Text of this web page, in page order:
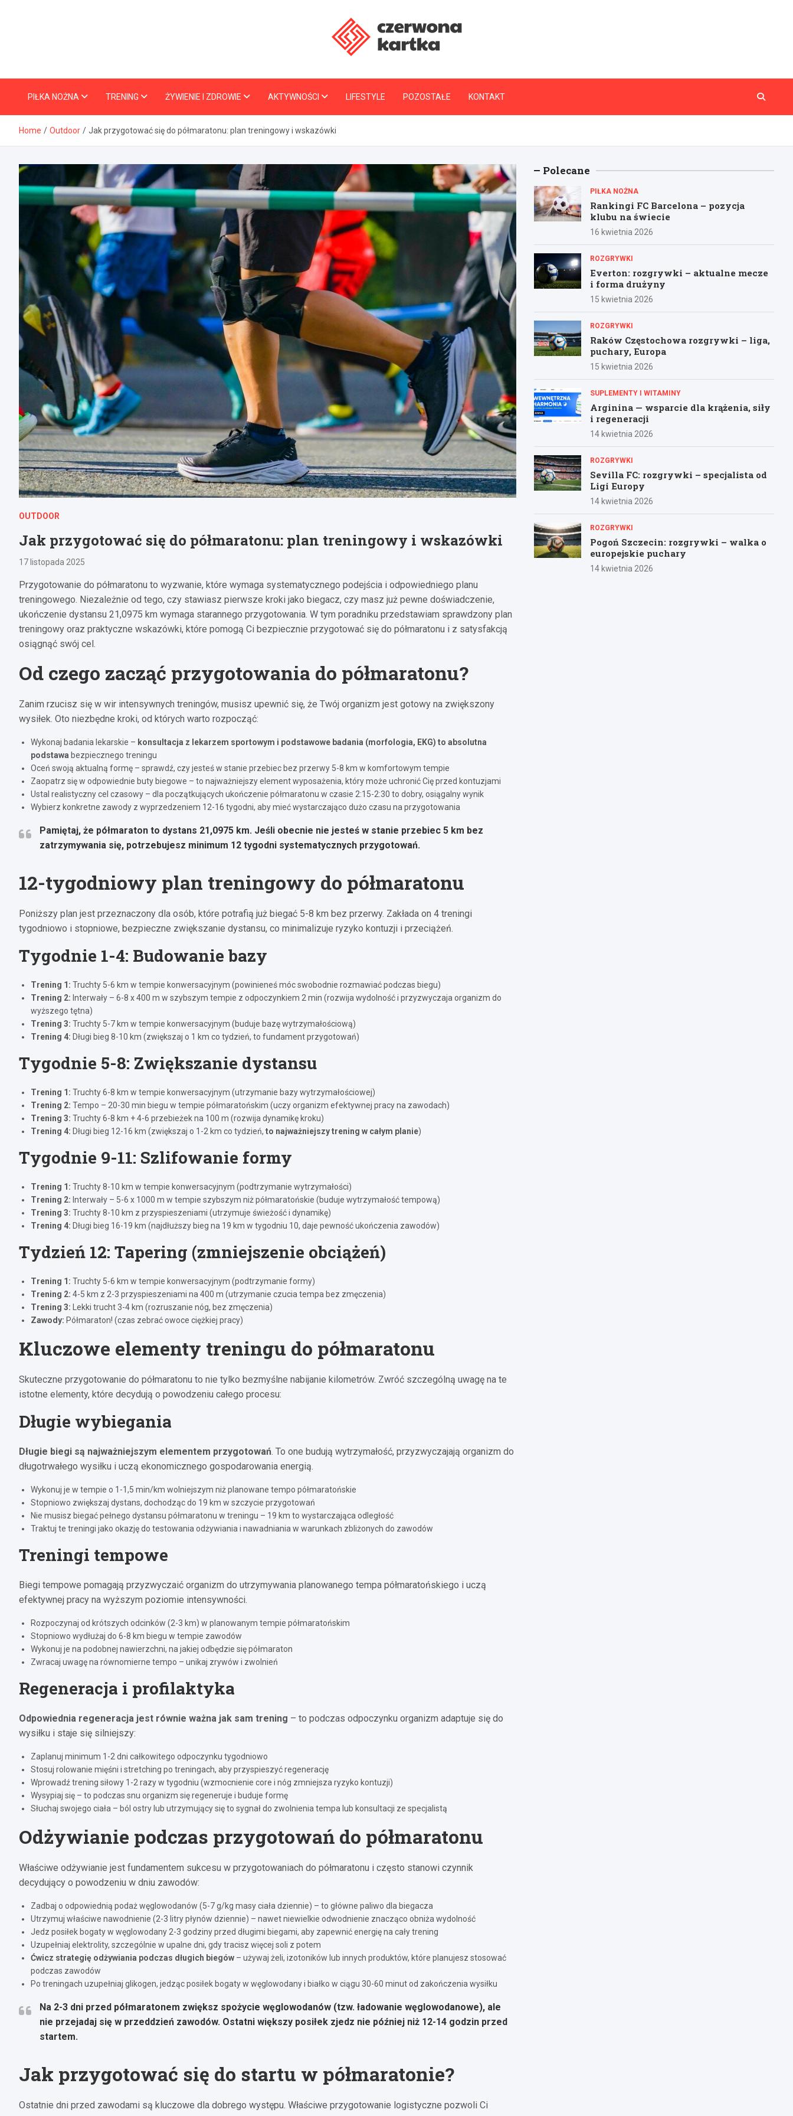
CzerwonaKartka.pl
PIŁKA NOŻNA TRENING ŻYWIENIE I ZDROWIE AKTYWNOŚCI LIFESTYLE POZOSTAŁE KONTAKT
Home Outdoor Jak przygotować się do półmaratonu: plan treningowy i wskazówki
OUTDOOR
Jak przygotować się do półmaratonu: plan treningowy i wskazówki
17 listopada 2025
Przygotowanie do półmaratonu to wyzwanie, które wymaga systematycznego podejścia i odpowiedniego planu
treningowego. Niezależnie od tego, czy stawiasz pierwsze kroki jako biegacz, czy masz już pewne doświadczenie,
ukończenie dystansu 21,0975 km wymaga starannego przygotowania. W tym poradniku przedstawiam sprawdzony plan
treningowy oraz praktyczne wskazówki, które pomogą Ci bezpiecznie przygotować się do półmaratonu i z satysfakcją
osiągnąć swój cel.
Od czego zacząć przygotowania do półmaratonu?
Zanim rzucisz się w wir intensywnych treningów, musisz upewnić się, że Twój organizm jest gotowy na zwiększony
wysiłek. Oto niezbędne kroki, od których warto rozpocząć:
Wykonaj badania lekarskie – konsultacja z lekarzem sportowym i podstawowe badania (morfologia, EKG) to absolutna
podstawa bezpiecznego treningu
Oceń swoją aktualną formę – sprawdź, czy jesteś w stanie przebiec bez przerwy 5-8 km w komfortowym tempie
Zaopatrz się w odpowiednie buty biegowe – to najważniejszy element wyposażenia, który może uchronić Cię przed kontuzjami
Ustal realistyczny cel czasowy – dla początkujących ukończenie półmaratonu w czasie 2:15-2:30 to dobry, osiągalny wynik
Wybierz konkretne zawody z wyprzedzeniem 12-16 tygodni, aby mieć wystarczająco dużo czasu na przygotowania
Pamiętaj, że półmaraton to dystans 21,0975 km. Jeśli obecnie nie jesteś w stanie przebiec 5 km bez
zatrzymywania się, potrzebujesz minimum 12 tygodni systematycznych przygotowań.
12-tygodniowy plan treningowy do półmaratonu
Poniższy plan jest przeznaczony dla osób, które potrafią już biegać 5-8 km bez przerwy. Zakłada on 4 treningi
tygodniowo i stopniowe, bezpieczne zwiększanie dystansu, co minimalizuje ryzyko kontuzji i przeciążeń.
Tygodnie 1-4: Budowanie bazy
Trening 1: Truchty 5-6 km w tempie konwersacyjnym (powinieneś móc swobodnie rozmawiać podczas biegu)
Trening 2: Interwały – 6-8 x 400 m w szybszym tempie z odpoczynkiem 2 min (rozwija wydolność i przyzwyczaja organizm do
wyższego tętna)
Trening 3: Truchty 5-7 km w tempie konwersacyjnym (buduje bazę wytrzymałościową)
Trening 4: Długi bieg 8-10 km (zwiększaj o 1 km co tydzień, to fundament przygotowań)
Tygodnie 5-8: Zwiększanie dystansu
Trening 1: Truchty 6-8 km w tempie konwersacyjnym (utrzymanie bazy wytrzymałościowej)
Trening 2: Tempo – 20-30 min biegu w tempie półmaratońskim (uczy organizm efektywnej pracy na zawodach)
Trening 3: Truchty 6-8 km + 4-6 przebieżek na 100 m (rozwija dynamikę kroku)
Trening 4: Długi bieg 12-16 km (zwiększaj o 1-2 km co tydzień, to najważniejszy trening w całym planie)
Tygodnie 9-11: Szlifowanie formy
Trening 1: Truchty 8-10 km w tempie konwersacyjnym (podtrzymanie wytrzymałości)
Trening 2: Interwały – 5-6 x 1000 m w tempie szybszym niż półmaratońskie (buduje wytrzymałość tempową)
Trening 3: Truchty 8-10 km z przyspieszeniami (utrzymuje świeżość i dynamikę)
Trening 4: Długi bieg 16-19 km (najdłuższy bieg na 19 km w tygodniu 10, daje pewność ukończenia zawodów)
Tydzień 12: Tapering (zmniejszenie obciążeń)
Trening 1: Truchty 5-6 km w tempie konwersacyjnym (podtrzymanie formy)
Trening 2: 4-5 km z 2-3 przyspieszeniami na 400 m (utrzymanie czucia tempa bez zmęczenia)
Trening 3: Lekki trucht 3-4 km (rozruszanie nóg, bez zmęczenia)
Zawody: Półmaraton! (czas zebrać owoce ciężkiej pracy)
Kluczowe elementy treningu do półmaratonu
Skuteczne przygotowanie do półmaratonu to nie tylko bezmyślne nabijanie kilometrów. Zwróć szczególną uwagę na te
istotne elementy, które decydują o powodzeniu całego procesu:
Długie wybiegania
Długie biegi są najważniejszym elementem przygotowań. To one budują wytrzymałość, przyzwyczajają organizm do
długotrwałego wysiłku i uczą ekonomicznego gospodarowania energią.
Wykonuj je w tempie o 1-1,5 min/km wolniejszym niż planowane tempo półmaratońskie
Stopniowo zwiększaj dystans, dochodząc do 19 km w szczycie przygotowań
Nie musisz biegać pełnego dystansu półmaratonu w treningu – 19 km to wystarczająca odległość
Traktuj te treningi jako okazję do testowania odżywiania i nawadniania w warunkach zbliżonych do zawodów
Treningi tempowe
Biegi tempowe pomagają przyzwyczaić organizm do utrzymywania planowanego tempa półmaratońskiego i uczą
efektywnej pracy na wyższym poziomie intensywności.
Rozpoczynaj od krótszych odcinków (2-3 km) w planowanym tempie półmaratońskim
Stopniowo wydłużaj do 6-8 km biegu w tempie zawodów
Wykonuj je na podobnej nawierzchni, na jakiej odbędzie się półmaraton
Zwracaj uwagę na równomierne tempo – unikaj zrywów i zwolnień
Regeneracja i profilaktyka
Odpowiednia regeneracja jest równie ważna jak sam trening – to podczas odpoczynku organizm adaptuje się do
wysiłku i staje się silniejszy:
Zaplanuj minimum 1-2 dni całkowitego odpoczynku tygodniowo
Stosuj rolowanie mięśni i stretching po treningach, aby przyspieszyć regenerację
Wprowadź trening siłowy 1-2 razy w tygodniu (wzmocnienie core i nóg zmniejsza ryzyko kontuzji)
Wysypiaj się – to podczas snu organizm się regeneruje i buduje formę
Słuchaj swojego ciała – ból ostry lub utrzymujący się to sygnał do zwolnienia tempa lub konsultacji ze specjalistą
Odżywianie podczas przygotowań do półmaratonu
Właściwe odżywianie jest fundamentem sukcesu w przygotowaniach do półmaratonu i często stanowi czynnik
decydujący o powodzeniu w dniu zawodów:
Zadbaj o odpowiednią podaż węglowodanów (5-7 g/kg masy ciała dziennie) – to główne paliwo dla biegacza
Utrzymuj właściwe nawodnienie (2-3 litry płynów dziennie) – nawet niewielkie odwodnienie znacząco obniża wydolność
Jedz posiłek bogaty w węglowodany 2-3 godziny przed długimi biegami, aby zapewnić energię na cały trening
Uzupełniaj elektrolity, szczególnie w upalne dni, gdy tracisz więcej soli z potem
Ćwicz strategię odżywiania podczas długich biegów – używaj żeli, izotoników lub innych produktów, które planujesz stosować
podczas zawodów
Po treningach uzupełniaj glikogen, jedząc posiłek bogaty w węglowodany i białko w ciągu 30-60 minut od zakończenia wysiłku
Na 2-3 dni przed półmaratonem zwiększ spożycie węglowodanów (tzw. ładowanie węglowodanowe), ale
nie przejadaj się w przeddzień zawodów. Ostatni większy posiłek zjedz nie później niż 12-14 godzin przed
startem.
Jak przygotować się do startu w półmaratonie?
Ostatnie dni przed zawodami są kluczowe dla dobrego występu. Właściwe przygotowanie logistyczne pozwoli Ci
Polecane
PIŁKA NOŻNA
Rankingi FC Barcelona – pozycja
klubu na świecie
16 kwietnia 2026
ROZGRYWKI
Everton: rozgrywki – aktualne mecze
i forma drużyny
15 kwietnia 2026
ROZGRYWKI
Raków Częstochowa rozgrywki – liga,
puchary, Europa
15 kwietnia 2026
SUPLEMENTY I WITAMINY
Arginina — wsparcie dla krążenia, siły
i regeneracji
14 kwietnia 2026
ROZGRYWKI
Sevilla FC: rozgrywki – specjalista od
Ligi Europy
14 kwietnia 2026
ROZGRYWKI
Pogoń Szczecin: rozgrywki – walka o
europejskie puchary
14 kwietnia 2026